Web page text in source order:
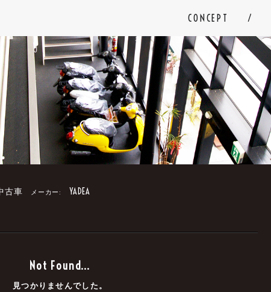
CONCEPT
古車 メーカー: YADEA
Not Found...
見つかりませんでした。
中古車